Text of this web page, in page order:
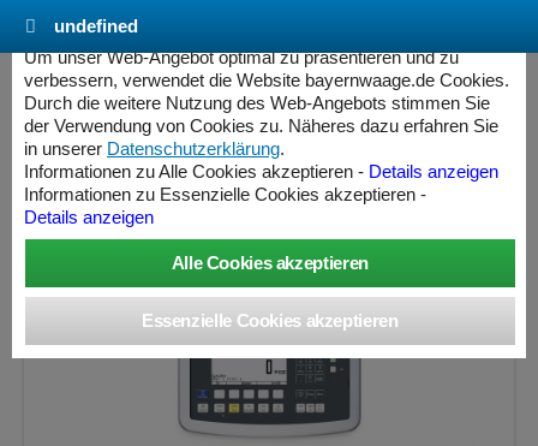
MINEBEA INTEC Combics Plattformwaage 4-
3000NL-NCE Edelstahl V2A
Wägebereich: 1500 / 3000 kg, Ablesbarkeit: 500 / 1000 g,
Eichschritt: 500 / 1000 g, eichfähig
Cookie Einstellungen - bayernwaage.de
Um unser Web-Angebot optimal zu präsentieren und zu
verbessern, verwendet die Website bayernwaage.de Cookies.
Durch die weitere Nutzung des Web-Angebots stimmen Sie
der Verwendung von Cookies zu. Näheres dazu erfahren Sie
in unserer Datenschutzerklärung.
Informationen zu Alle Cookies akzeptieren - Details anzeigen
Informationen zu Essenzielle Cookies akzeptieren -
Details anzeigen
undefined